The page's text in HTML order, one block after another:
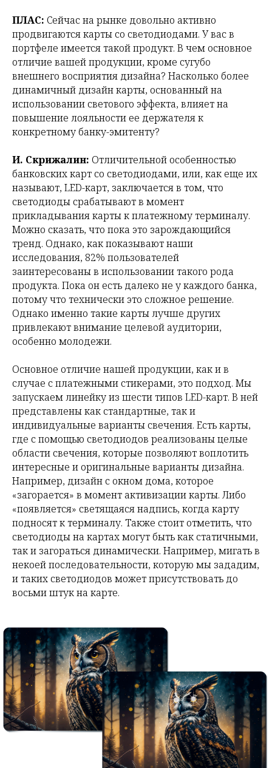
ПЛАС: Сейчас на рынке довольно активно
продвигаются карты со светодиодами. У вас в
портфеле имеется такой продукт. В чем основное
отличие вашей продукции, кроме сугубо
внешнего восприятия дизайна? Насколько более
динамичный дизайн карты, основанный на
использовании светового эффекта, влияет на
повышение лояльности ее держателя к
конкретному банку-эмитенту?
И. Скрижалин: Отличительной особенностью
банковских карт со светодиодами, или, как еще их
называют, LED-карт, заключается в том, что
светодиоды срабатывают в момент
прикладывания карты к платежному терминалу.
Можно сказать, что пока это зарождающийся
тренд. Однако, как показывают наши
исследования, 82% пользователей
заинтересованы в использовании такого рода
продукта. Пока он есть далеко не у каждого банка,
потому что технически это сложное решение.
Однако именно такие карты лучше других
привлекают внимание целевой аудитории,
особенно молодежи.
Основное отличие нашей продукции, как и в
случае с платежными стикерами, это подход. Мы
запускаем линейку из шести типов LED-карт. В ней
представлены как стандартные, так и
индивидуальные варианты свечения. Есть карты,
где с помощью светодиодов реализованы целые
области свечения, которые позволяют воплотить
интересные и оригинальные варианты дизайна.
Например, дизайн с окном дома, которое
«загорается» в момент активизации карты. Либо
«появляется» светящаяся надпись, когда карту
подносят к терминалу. Также стоит отметить, что
светодиоды на картах могут быть как статичными,
так и загораться динамически. Например, мигать в
некоей последовательности, которую мы зададим,
и таких светодиодов может присутствовать до
восьми штук на карте.